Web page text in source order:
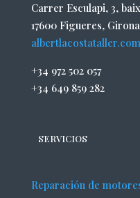
Carrer Esculapi, 3,
17600 Figueres, Girona
albertlacostataller.com
+34 972 502 057
+34 649 859 282
SERVICIOS
Reparación de